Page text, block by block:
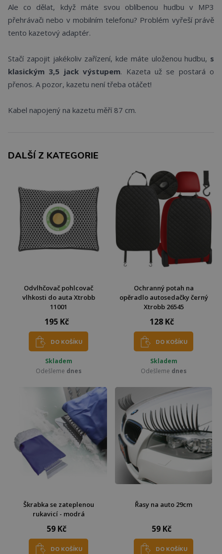
Ale co dělat, když máte svou oblíbenou hudbu v MP3
přehrávači nebo v mobilním telefonu? Problém vyřeší právě
tento kazetový adaptér.
Stačí zapojit jakékoliv zařízení, kde máte uloženou hudbu, s
klasickým 3,5 jack výstupem. Kazeta už se postará o
přenos. A pozor, kazetu není třeba otáčet!
Kabel napojený na kazetu měří 87 cm.
DALŠÍ Z KATEGORIE
Odvlhčovač pohlcovač
vlhkosti do auta Xtrobb
11001
195 Kč
DO KOŠÍKU
Skladem
Odešleme dnes
Ochranný potah na
opěradlo autosedačky černý
Xtrobb 26545
128 Kč
DO KOŠÍKU
Skladem
Odešleme dnes
Škrabka se zateplenou
rukavicí - modrá
59 Kč
DO KOŠÍKU
Řasy na auto 29cm
59 Kč
DO KOŠÍKU